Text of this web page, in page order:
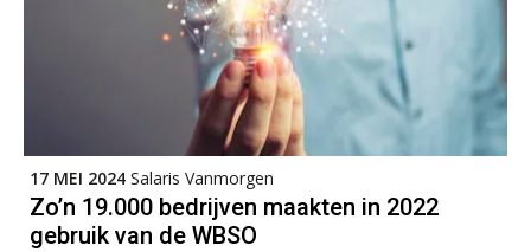
17 MEI 2024 Salaris Vanmorgen
Zo’n 19.000 bedrijven maakten in 2022
gebruik van de WBSO
MOCuitgevers
MOCuitgevers
25
AUG
MOCuitgevers